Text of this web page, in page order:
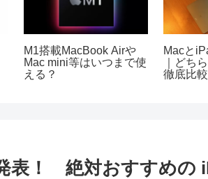
M1搭載MacBook Airや
Mac mini等はいつまで使
える？
Macと
｜どち
徹底比較
表！ 絶対おすすめの